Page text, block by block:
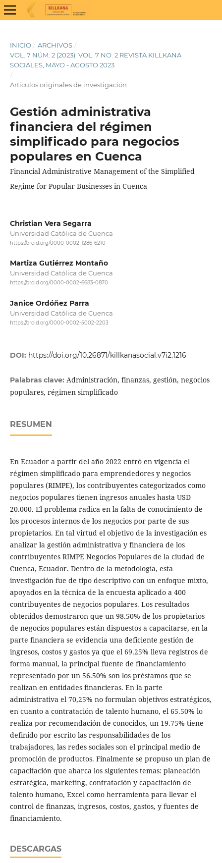
INICIO / ARCHIVOS /
VOL. 7 NÚM. 2 (2023): VOL. 7 NO. 2 REVISTA KILLKANA
SOCIALES, MAYO - AGOSTO 2023
/
Artículos originales de investigación
Gestión administrativa
financiera del régimen
simplificado para negocios
populares en Cuenca
Financial Administrative Management of the Simplified
Regime for Popular Businesses in Cuenca
Christian Vera Segarra
Universidad Católica de Cuenca
https://orcid.org/0000-0002-1286-6210
Martiza Gutiérrez Montaño
Universidad Católica de Cuenca
https://orcid.org/0000-0002-6683-0870
Janice Ordóñez Parra
Universidad Católica de Cuenca
https://orcid.org/0000-0002-5002-2203
DOI: https://doi.org/10.26871/killkanasocial.v7i2.1216
Palabras clave: Administración, finanzas, gestión, negocios
populares, régimen simplificado
RESUMEN
En Ecuador a partir del año 2022 entró en vigencia el
régimen simplificado para emprendedores y negocios
populares (RIMPE), los contribuyentes categorizados como
negocios populares tienen ingresos anuales hasta USD
20.000. El problema radica en la falta de conocimiento de
los procesos internos de los negocios por parte de sus
propietarios. En tal virtud el objetivo de la investigación es
analizar la gestión administrativa y financiera de los
contribuyentes RIMPE Negocios Populares de la ciudad de
Cuenca, Ecuador. Dentro de la metodología, esta
investigación fue de tipo descriptivo con un enfoque mixto,
apoyados en la técnica de la encuesta aplicado a 400
contribuyentes de negocios populares. Los resultados
obtenidos demostraron que un 98.50% de los propietarios
de negocios populares están dispuestos a capacitarse, en la
parte financiera se evidencia una deficiente gestión de
ingresos, costos y gastos ya que el 69.25% lleva registros de
forma manual, la principal fuente de financiamiento
representado por un 56.50% son los préstamos que se
realizan en entidades financieras. En la parte
administrativa el 70,25% no formulan objetivos estratégicos,
en cuanto a contratación de talento humano, el 65.50% lo
realiza por recomendación de conocidos, un 19.75% tiene
definido por escrito las responsabilidades de los
trabajadores, las redes sociales son el principal medio de
promoción de productos. Finalmente se propuso un plan de
capacitación que abarca los siguientes temas: planeación
estratégica, marketing, contratación y capacitación de
talento humano, Excel como herramienta para llevar el
control de finanzas, ingresos, costos, gastos, y fuentes de
financiamiento.
DESCARGAS